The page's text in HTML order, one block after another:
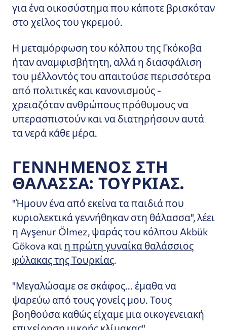
για ένα οικοσύστημα που κάποτε βρισκόταν
στο χείλος του γκρεμού.
Η μεταμόρφωση του κόλπου της Γκόκοβα
ήταν αναμφισβήτητη, αλλά η διασφάλιση
του μέλλοντός του απαιτούσε περισσότερα
από πολιτικές και κανονισμούς -
χρειαζόταν ανθρώπους πρόθυμους να
υπερασπιστούν και να διατηρήσουν αυτά
τα νερά κάθε μέρα.
ΓΕΝΝΗΜΈΝΟΣ ΣΤΗ
ΘΆΛΑΣΣΑ: ΤΟΥΡΚΊΑΣ.
"Ήμουν ένα από εκείνα τα παιδιά που
κυριολεκτικά γεννήθηκαν στη θάλασσα", λέει
η Ayşenur Ölmez, ψαράς του κόλπου Akbük
Gökova και η πρώτη γυναίκα θαλάσσιος
φύλακας της Τουρκίας.
"Μεγαλώσαμε σε σκάφος... έμαθα να
ψαρεύω από τους γονείς μου. Τους
βοηθούσα καθώς είχαμε μια οικογενειακή